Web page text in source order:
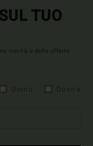
TUO
novità e delle offerte